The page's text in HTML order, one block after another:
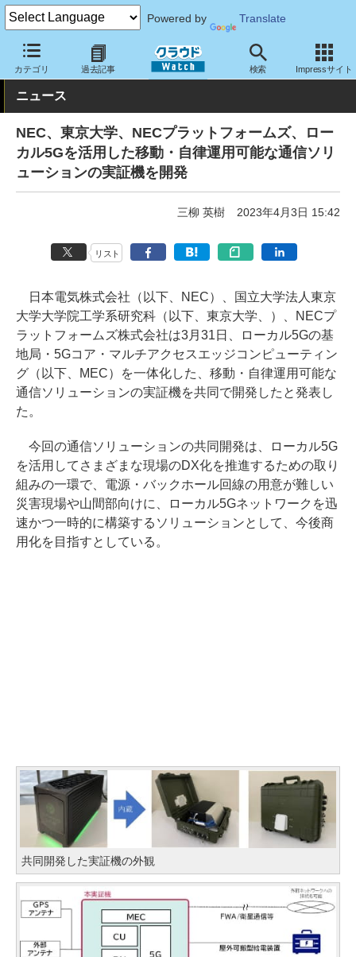
Powered by Translate
カテゴリ 過去記事 検索 Impressサイト
クラウド Watch トピック 研究開発 ネットワーク
ニュース
NEC、東京大学、NECプラットフォームズ、ロー
カル5Gを活用した移動・自律運用可能な通信ソリ
ューションの実証機を開発
三柳 英樹 2023年4月3日 15:42
リスト
日本電気株式会社（以下、NEC）、国立大学法人東京
大学大学院工学系研究科（以下、東京大学、）、NECプ
ラットフォームズ株式会社は3月31日、ローカル5Gの基
地局・5Gコア・マルチアクセスエッジコンピューティン
グ（以下、MEC）を一体化した、移動・自律運用可能な
通信ソリューションの実証機を共同で開発したと発表し
た。
今回の通信ソリューションの共同開発は、ローカル5G
を活用してさまざまな現場のDX化を推進するための取り
組みの一環で、電源・バックホール回線の用意が難しい
災害現場や山間部向けに、ローカル5Gネットワークを迅
速かつ一時的に構築するソリューションとして、今後商
用化を目指すとしている。
共同開発した実証機の外観